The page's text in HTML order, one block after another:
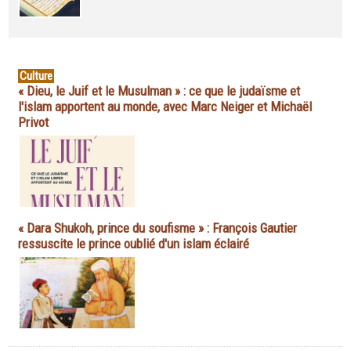
Culture
« Dieu, le Juif et le Musulman » : ce que le judaïsme et
l'islam apportent au monde, avec Marc Neiger et Michaël
Privot
« Dara Shukoh, prince du soufisme » : François Gautier
ressuscite le prince oublié d'un islam éclairé